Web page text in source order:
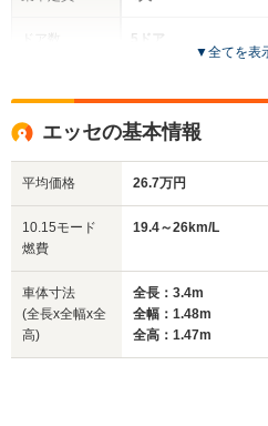
サイズ
(全長x全幅x全高)
5ドア
全高
全長
-m
▼全てを表
エッセの基本情報
平均価格 26.7万円
10.15モード
燃費
19.4～26km/L
車体寸法
(全長x全幅x全
高)
全長：3.4m
全幅：1.48m
全高：1.47m